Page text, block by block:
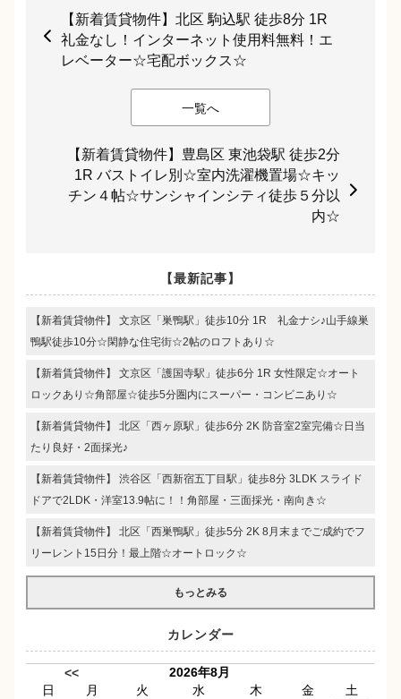
【新着賃貸物件】北区 駒込駅 徒歩8分 1R
礼金なし！インターネット使用料無料！エ
レベーター☆宅配ボックス☆
一覧へ
【新着賃貸物件】豊島区 東池袋駅 徒歩2分
1R バストイレ別☆室内洗濯機置場☆キッ
チン４帖☆サンシャインシティ徒歩５分以
内☆
【最新記事】
【新着賃貸物件】 文京区「巣鴨駅」徒歩10分 1R 礼金ナシ♪山手線巣
鴨駅徒歩10分☆閑静な住宅街☆2帖のロフトあり☆
【新着賃貸物件】 文京区「護国寺駅」徒歩6分 1R 女性限定☆オート
ロックあり☆角部屋☆徒歩5分圏内にスーパー・コンビニあり☆
【新着賃貸物件】 北区「西ヶ原駅」徒歩6分 2K 防音室2室完備☆日当
たり良好・2面採光♪
【新着賃貸物件】 渋谷区「西新宿五丁目駅」徒歩8分 3LDK スライド
ドアで2LDK・洋室13.9帖に！！角部屋・三面採光・南向き☆
【新着賃貸物件】 北区「西巣鴨駅」徒歩5分 2K 8月末までご成約でフ
リーレント15日分！最上階☆オートロック☆
もっとみる
カレンダー
<<
2026年8月
日
月 火 水 木 金
土